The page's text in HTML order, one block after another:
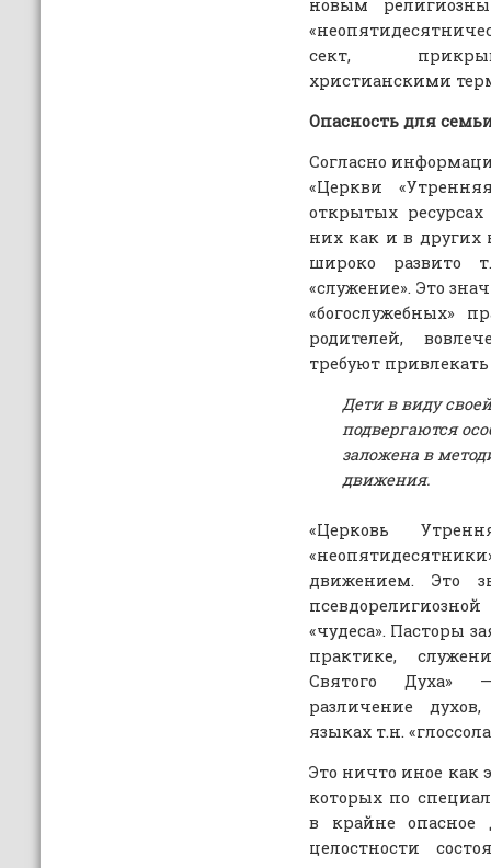
новым
сект,
христианскими
Опасность для
Согласно
«Церкви
открытых
них как и в других
широко развито
«служение». Это
«богослужебных»
родителей,
требуют привлекать
Дети в виду
подвергаются
заложена в
движения.
«Церковь
движением. Это
«чудеса». Пасторы
практике,
Святого Духа» —
различение
языках т.н.
Это ничто иное как
которых по
в крайне
целостности